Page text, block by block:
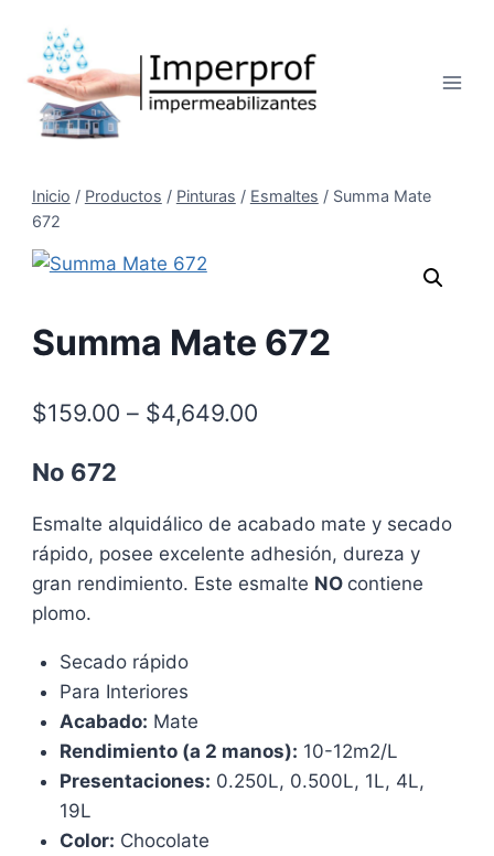
contenido
Inicio / Productos / Pinturas / Esmaltes / Summa Mate
672
Summa Mate 672
$159.00 – $4,649.00
No 672
Esmalte alquidálico de acabado mate y secado
rápido, posee excelente adhesión, dureza y
gran rendimiento. Este esmalte NO contiene
plomo.
Secado rápido
Para Interiores
Acabado: Mate
Rendimiento (a 2 manos): 10-12m2/L
Presentaciones: 0.250L, 0.500L, 1L, 4L,
19L
Color: Chocolate